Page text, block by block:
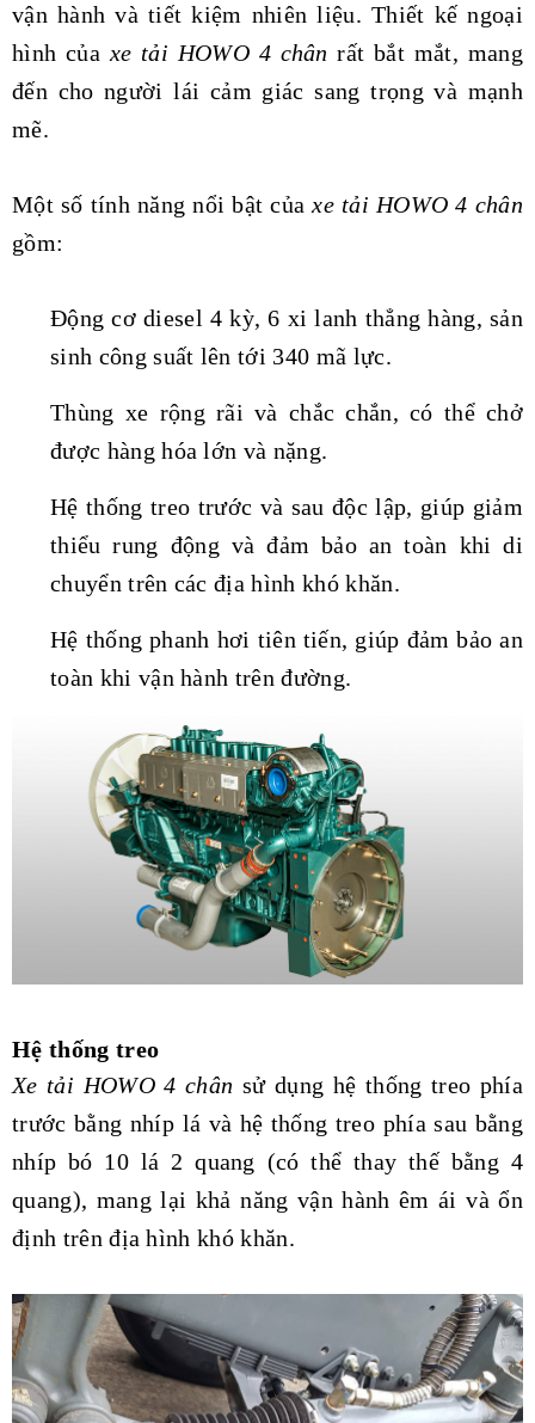
vận hành và tiết kiệm nhiên liệu. Thiết kế ngoại
hình củaxe tải HOWO 4 chân rất bắt mắt, mang
đến cho người lái cảm giác sang trọng và mạnh
mẽ.
Một số tính năng nổi bật củaxe tải HOWO 4 chân
gồm:
Động cơ diesel 4 kỳ, 6 xi lanh thẳng hàng, sản
sinh công suất lên tới 340 mã lực.
Thùng xe rộng rãi và chắc chắn, có thể chở
được hàng hóa lớn và nặng.
Hệ thống treo trước và sau độc lập, giúp giảm
thiểu rung động và đảm bảo an toàn khi di
chuyển trên các địa hình khó khăn.
Hệ thống phanh hơi tiên tiến, giúp đảm bảo an
toàn khi vận hành trên đường.
Hệ thống treo
Xe tải HOWO 4 chân sử dụng hệ thống treo phía
trước bằng nhíp lá và hệ thống treo phía sau bằng
nhíp bó 10 lá 2 quang (có thể thay thế bằng 4
quang), mang lại khả năng vận hành êm ái và ổn
định trên địa hình khó khăn.